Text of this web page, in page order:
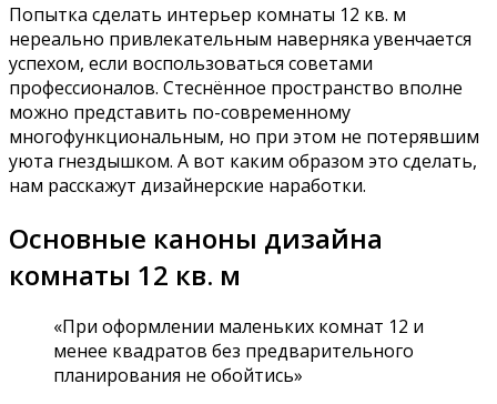
Попытка сделать интерьер комнаты 12 кв. м
нереально привлекательным наверняка увенчается
успехом, если воспользоваться советами
профессионалов. Стеснённое пространство вполне
можно представить по-современному
многофункциональным, но при этом не потерявшим
уюта гнездышком. А вот каким образом это сделать,
нам расскажут дизайнерские наработки.
Основные каноны дизайна
комнаты 12 кв. м
«При оформлении маленьких комнат 12 и
менее квадратов без предварительного
планирования не обойтись»